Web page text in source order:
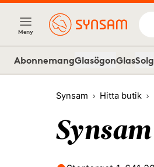
Meny
AbonnemangGlasögonGlas
Synsam Hitta butik